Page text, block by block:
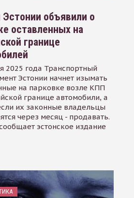
Эстонии объявили о
оставленных на
границе
2025 года Транспортный
Эстонии начнет изымать
на парковке возле КПП
границе автомобили, а
их законные владельцы
через месяц - продавать.
эстонское издание